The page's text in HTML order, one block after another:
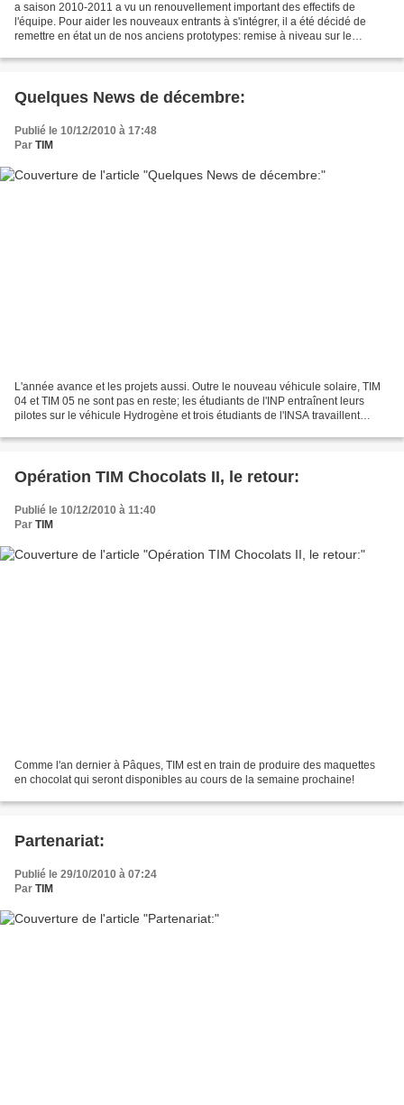
a saison 2010-2011 a vu un renouvellement important des effectifs de
l'équipe. Pour aider les nouveaux entrants à s'intégrer, il a été décidé de
remettre en état un de nos anciens prototypes: remise à niveau sur le
Quelques News de décembre:
Publié le 10/12/2010 à 17:48
Par TIM
L'année avance et les projets aussi. Outre le nouveau véhicule solaire, TIM
04 et TIM 05 ne sont pas en reste; les étudiants de l'INP entraînent leurs
pilotes sur le véhicule Hydrogène et trois étudiants de l'INSA travaillent
Opération TIM Chocolats II, le retour:
Publié le 10/12/2010 à 11:40
Par TIM
Comme l'an dernier à Pâques, TIM est en train de produire des maquettes
en chocolat qui seront disponibles au cours de la semaine prochaine!
Partenariat:
Publié le 29/10/2010 à 07:24
Par TIM